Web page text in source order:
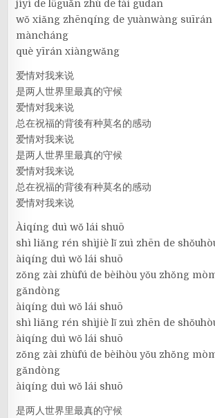
jìyì de lǚguǎn zhù de tài gūdān
wǒ xiǎng zhēnqíng de yuànwàng suīrán
màncháng
què yīrán xiàngwǎng
爱情对我来说
是两人世界里最真的守候
爱情对我来说
总在祝福的背後有种莫名的感动
爱情对我来说
是两人世界里最真的守候
爱情对我来说
总在祝福的背後有种莫名的感动
爱情对我来说
Àiqíng duì wǒ lái shuō
shì liǎng rén shìjiè lǐ zuì zhēn de
àiqíng duì wǒ lái shuō
zǒng zài zhùfú de bèihòu yǒu zhǒng
gǎndòng
àiqíng duì wǒ lái shuō
shì liǎng rén shìjiè lǐ zuì zhēn de
àiqíng duì wǒ lái shuō
zǒng zài zhùfú de bèihòu yǒu zhǒng
gǎndòng
àiqíng duì wǒ lái shuō
是两人世界里最真的守候